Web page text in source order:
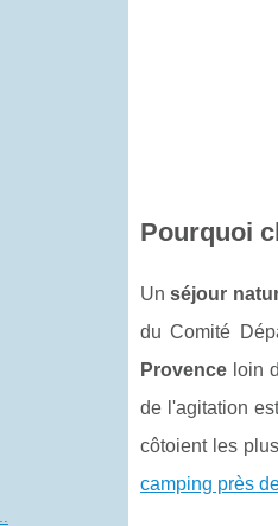
Pourquoi
Unséjour
du Comité
Provence loin
de l'agitation
côtoient les
camping près